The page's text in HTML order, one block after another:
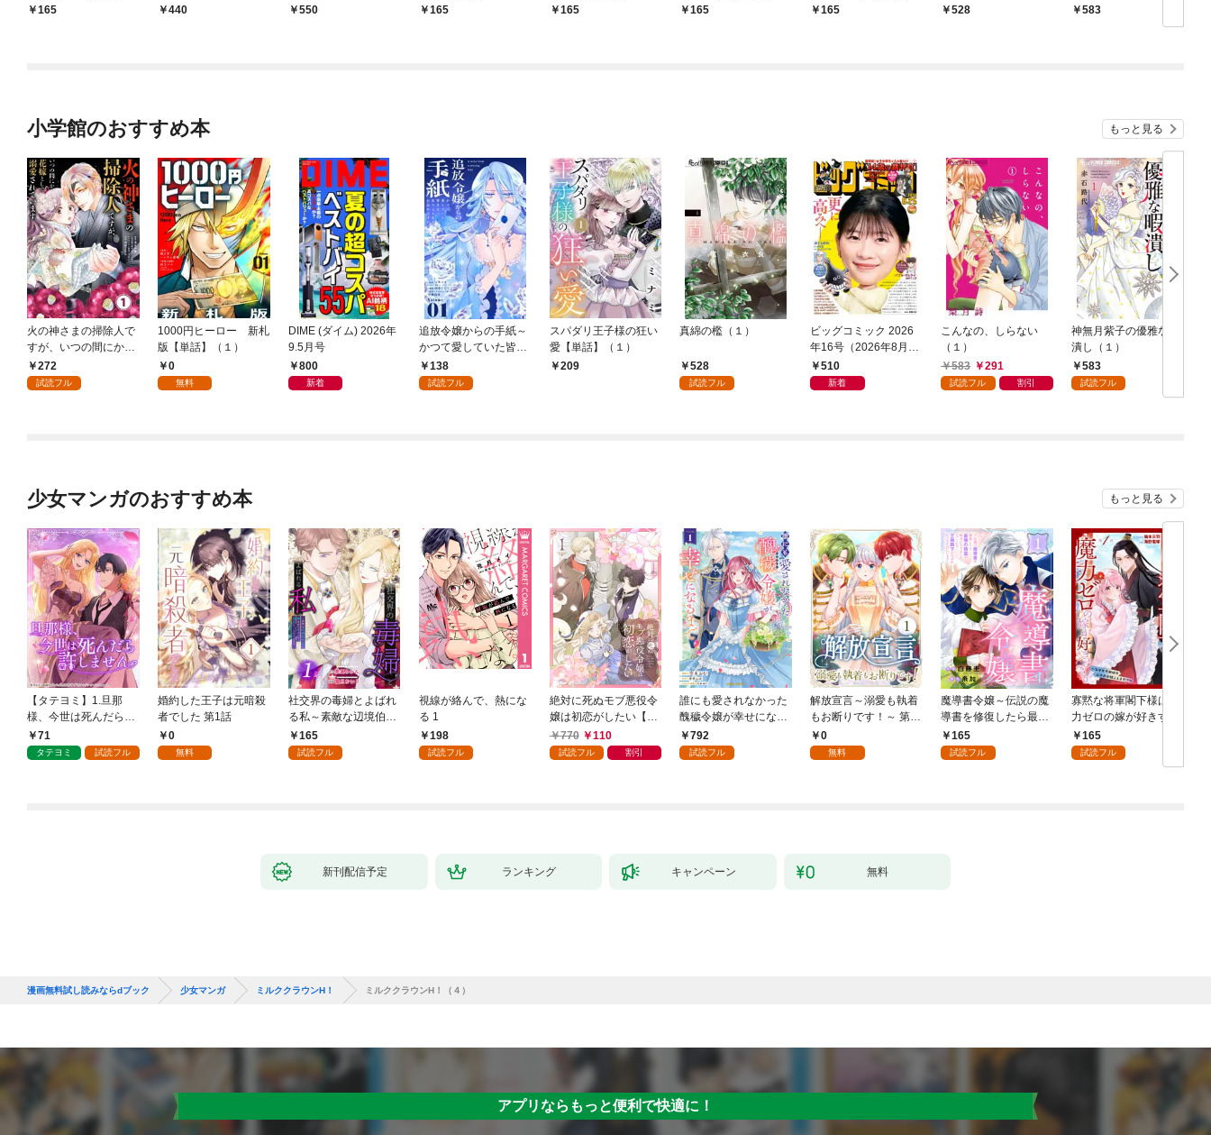
り］ story01
165 440
550
165
165
165
165
528
583
小学館のおすすめ本 もっと見る
火の神さまの掃除人で
すが、いつの間にか花
嫁として溺愛されてい
ます【単話】（１）
272
試読フル
1000円ヒーロー 新札
版【単話】（１）
0
無料
DIME (ダイム) 2026年
9.5月号
800
新着
追放令嬢からの手紙～
かつて愛していた皆さ
まへ 私のことなどお忘
れですか？～【単話】
138
試読フル
スパダリ王子様の狂い
愛【単話】（１）
209
真綿の檻（１）
528
試読フル
ビッグコミック 2026
年16号（2026年8月7
日発売）
510
新着
こんなの、しらない
（１）
583
291
試読フル 割引
神無月紫子の優雅な暇
潰し（１）
583
試読フル
少女マンガのおすすめ本 もっと見る
【タテヨミ】1.旦那
様、今世は死んだら許
しません
71
タテヨミ 試読フル
婚約した王子は元暗殺
者でした 第1話
0
無料
社交界の毒婦とよばれ
る私～素敵な辺境伯令
息に腕を折られたの
で、責任とってもらい
165
試読フル
視線が絡んで、熱にな
る 1
198
試読フル
絶対に死ぬモブ悪役令
嬢は初恋がしたい【単
行本版】 1巻
770 110
試読フル 割引
誰にも愛されなかった
醜穢令嬢が幸せになる
まで 1
792
試読フル
解放宣言～溺愛も執着
もお断りです！～ 第1
話0
無料
魔導書令嬢～伝説の魔
導書を修復したら最強
の精霊が味方になりま
した（クールな王弟殿
165
試読フル
寡黙な将軍閣下様は魔
力ゼロの嫁が好きすぎ
る～なぜか旦那様の心
の声が聞こえます！？
～［1話売り］ story0
165
試読フル
新刊配信予定 ランキング キャンペーン 無料
漫画無料試し読みならdブック 少女マンガ ミルククラウンH！ ミルククラウンH！（４）
アプリならもっと便利で快適に！